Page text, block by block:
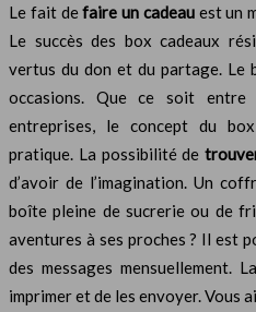
Le fait defaire un cadeauest un
Le succès des box cadeaux
vertus du don et du partage.
occasions. Que ce soit
entreprises, le concept du
pratique. La possibilité de
d’avoir de l’imagination. Un
boîte pleine de sucrerie ou de
aventures à ses proches ? Il est
des messages mensuellement.
imprimer et de les envoyer. Vous